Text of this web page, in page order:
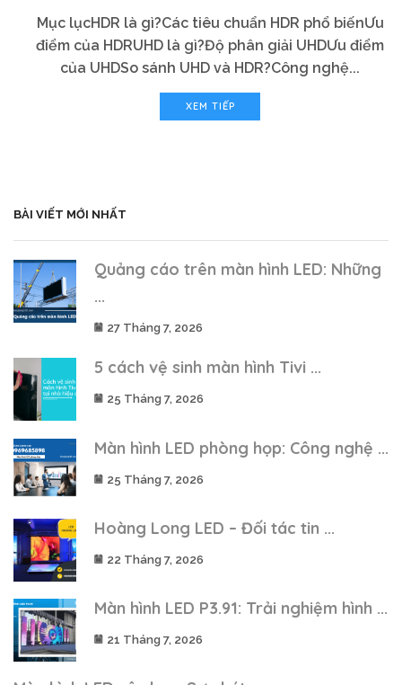
Mục lụcHDR là gì?Các tiêu chuẩn HDR phổ biếnƯu
điểm của HDRUHD là gì?Độ phân giải UHDƯu điểm
của UHDSo sánh UHD và HDR?Công nghệ...
XEM TIẾP
BÀI VIẾT MỚI NHẤT
Quảng cáo trên màn hình LED: Những
...
27 Tháng 7, 2026
5 cách vệ sinh màn hình Tivi ...
25 Tháng 7, 2026
Màn hình LED phòng họp: Công nghệ ...
25 Tháng 7, 2026
Hoàng Long LED – Đối tác tin ...
22 Tháng 7, 2026
Màn hình LED P3.91: Trải nghiệm hình ...
21 Tháng 7, 2026